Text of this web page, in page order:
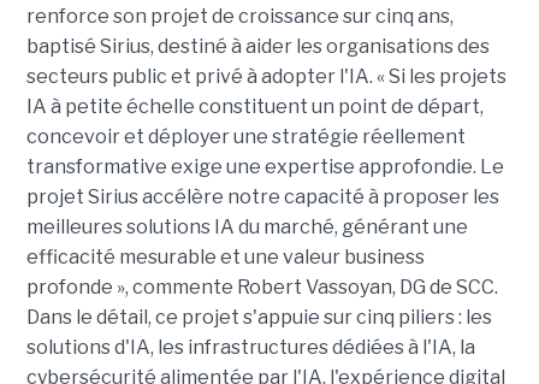
renforce son projet de croissance sur cinq ans,
baptisé Sirius, destiné à aider les organisations des
secteurs public et privé à adopter l'IA. « Si les projets
IA à petite échelle constituent un point de départ,
concevoir et déployer une stratégie réellement
transformative exige une expertise approfondie. Le
projet Sirius accélère notre capacité à proposer les
meilleures solutions IA du marché, générant une
efficacité mesurable et une valeur business
profonde », commente Robert Vassoyan, DG de SCC.
Dans le détail, ce projet s'appuie sur cinq piliers : les
solutions d'IA, les infrastructures dédiées à l'IA, la
cybersécurité alimentée par l'IA, l'expérience digital